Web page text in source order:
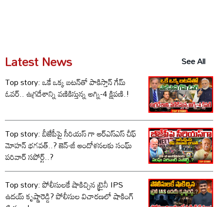
Latest News
See All
Top story: ఒకే ఒక్క బటన్‌తో పాకిస్తాన్ గేమ్
ఓవర్.. ఉగ్రదేశాన్ని వణికిస్తున్న అగ్ని-4 క్షిపణి.!
Top story: బీజేపీపై సీరియస్ గా ఆర్‌ఎస్‌ఎస్ చీఫ్
మోహన్ భగవత్..? జెన్-జీ ఆందోళనలకు సంఘ్
పరివార్ సపోర్ట్..?
Top story: పోలీసులకే షాకిచ్చిన ట్రైనీ IPS
ఉదయ్ కృష్ణారెడ్డి? పోలీసుల విచారణలో షాకింగ్